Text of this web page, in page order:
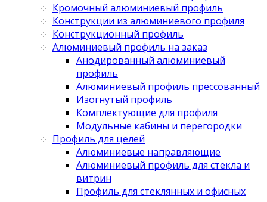
Кромочный алюминиевый профиль
Конструкции из алюминиевого профиля
Конструкционный профиль
Алюминиевый профиль на заказ
Анодированный алюминиевый
профиль
Алюминиевый профиль прессованный
Изогнутый профиль
Комплектующие для профиля
Модульные кабины и перегородки
Профиль для целей
Алюминиевые направляющие
Алюминиевый профиль для стекла и
витрин
Профиль для стеклянных и офисных